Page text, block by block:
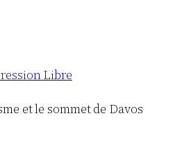
Libre
et le sommet de Davos